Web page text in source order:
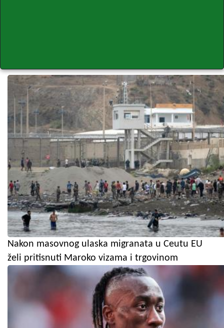
Nakon masovnog ulaska migranata u Ceutu EU
želi pritisnuti Maroko vizama i trgovinom